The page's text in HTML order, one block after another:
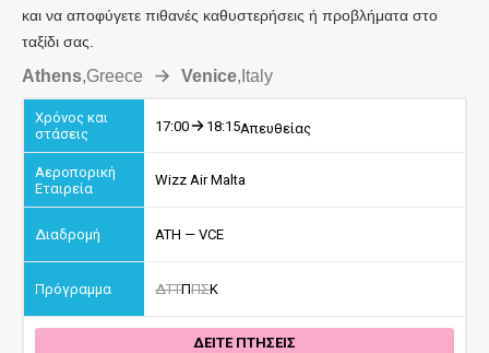
και να αποφύγετε πιθανές καθυστερήσεις ή προβλήματα στο
ταξίδι σας.
Athens,Greece Venice, Italy
17:00 18:15Απευθείας
Wizz Air Malta
ATH — VCE
ΔΤΤΠΠΣΚ
ΔΕΙΤΕ ΠΤΗΣΕΙΣ